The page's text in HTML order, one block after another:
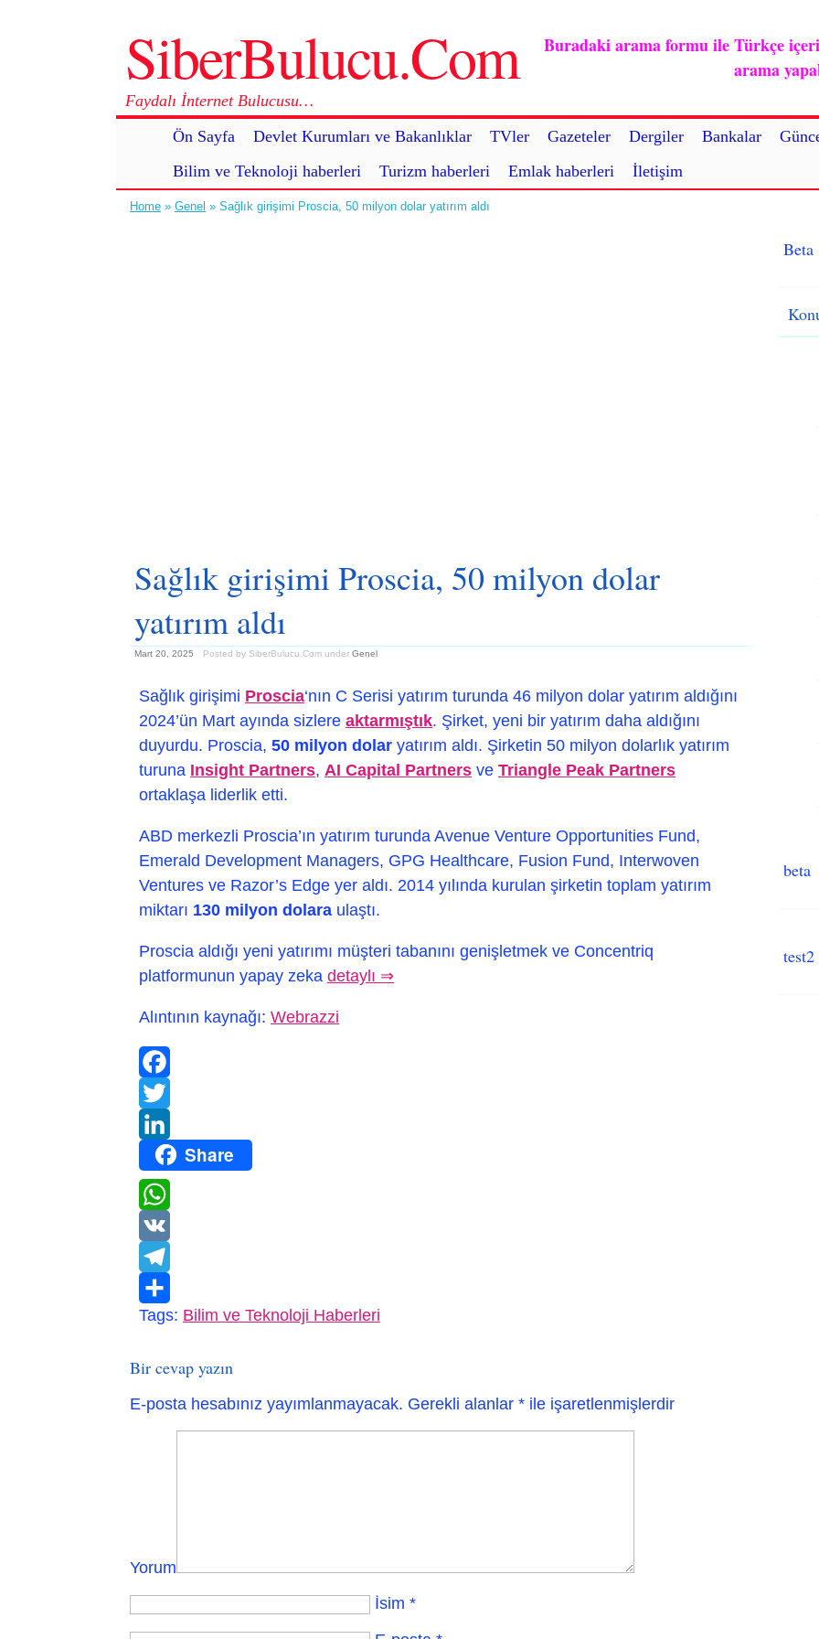
SiberBulucu.Com
Faydalı İnternet Bulucusu…
Ön Sayfa
Devlet Kurumları ve Bakanlıklar TVler Gazeteler Dergiler Bankalar
Bilim ve Teknoloji haberleri
Turizm haberleri Emlak haberleri İletişim
Buradaki arama formu ile Türkçe
arama
Home » Genel » Sağlık girişimi Proscia, 50 milyon dolar yatırım aldı
Sağlık girişimi Proscia, 50 milyon dolar
yatırım aldı
Mart 20, 2025 Posted by SiberBulucu.Com under Genel
Sağlık girişimi Proscia‘nın C Serisi yatırım turunda 46 milyon dolar yatırım aldığını
2024’ün Mart ayında sizlere aktarmıştık. Şirket, yeni bir yatırım daha aldığını
duyurdu. Proscia, 50 milyon dolar yatırım aldı. Şirketin 50 milyon dolarlık yatırım
turuna Insight Partners, AI Capital Partners ve Triangle Peak Partners
ortaklaşa liderlik etti.
ABD merkezli Proscia’ın yatırım turunda Avenue Venture Opportunities Fund,
Emerald Development Managers, GPG Healthcare, Fusion Fund, Interwoven
Ventures ve Razor’s Edge yer aldı. 2014 yılında kurulan şirketin toplam yatırım
miktarı 130 milyon dolara ulaştı.
Proscia aldığı yeni yatırımı müşteri tabanını genişletmek ve Concentriq
platformunun yapay zeka detaylı ⇒
Alıntının kaynağı: Webrazzi
Facebook
Twitter
LinkedInShare
WhatsApp
VK
Telegram
Paylaş
Tags: Bilim ve Teknoloji Haberleri
Bir cevap yazın
E-posta hesabınız yayımlanmayacak. Gerekli alanlar * ile işaretlenmişlerdir
Yorum
İsim *
Beta
beta
test2